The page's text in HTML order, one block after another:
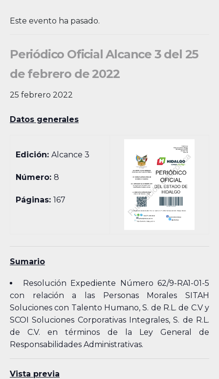
Este evento ha pasado.
Periódico Oficial Alcance 3 del 25
de febrero de 2022
25 febrero 2022
Datos generales
Edición:Alcance 3
Número:8
Páginas:167
Sumario
Resolución Expediente Número 62/9-RA1-01-5
con relación a las Personas Morales SITAH
Soluciones con Talento Humano, S. de R.L. de C.V y
SCOI Soluciones Corporativas Integrales, S. de R.L.
de C.V. en términos de la Ley General de
Responsabilidades Administrativas.
Vista previa